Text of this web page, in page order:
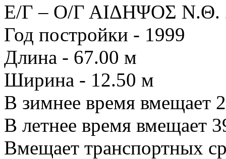
Ε/Γ – Ο/Γ ΑΙΔΗΨΟΣ Ν.Θ.
Год постройки - 1999
Длина - 67.00 м
Ширина - 12.50 м
В зимнее время вмещает
В летнее время вмещает
Вмещает транспортных